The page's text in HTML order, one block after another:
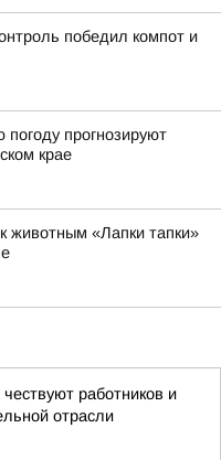
победил компот и
прогнозируют
крае
животным «Лапки тапки»
чествуют работников и
отрасли